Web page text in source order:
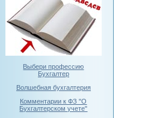
Выбери профессию
Бухгалтер
Волшебная бухгалтерия
Комментарии к ФЗ "О
Бухгалтерском учете"